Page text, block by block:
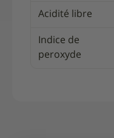
Acidité libre
Indice de
peroxyde